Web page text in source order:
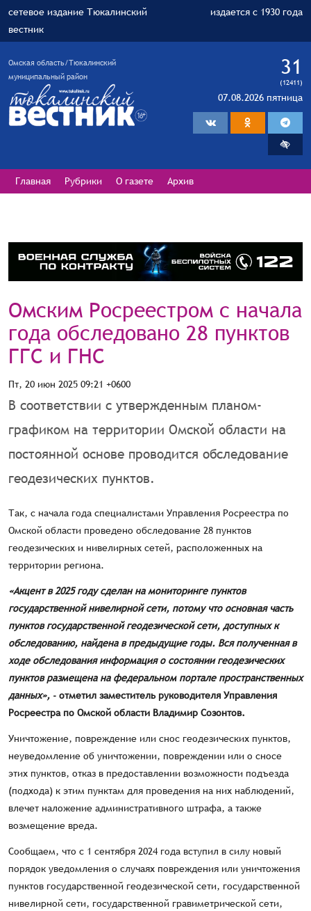
сетевое издание Тюкалинский
вестник
издается с 1930 года
Омская область/Тюкалинский
муниципальный район
31
(12411)
07.08.2026 пятница
Главная Рубрики О газете Архив
Омским Росреестром с начала
года обследовано 28 пунктов
ГГС и ГНС
Пт, 20 июн 2025 09:21 +0600
В соответствии с утвержденным планом-
графиком на территории Омской области на
постоянной основе проводится обследование
геодезических пунктов.
Так, с начала года специалистами Управления Росреестра по
Омской области проведено обследование 28 пунктов
геодезических и нивелирных сетей, расположенных на
территории региона.
«Акцент в 2025 году сделан на мониторинге пунктов
государственной нивелирной сети, потому что основная часть
пунктов государственной геодезической сети, доступных к
обследованию, найдена в предыдущие годы. Вся полученная в
ходе обследования информация о состоянии геодезических
пунктов размещена на федеральном портале пространственных
данных», - отметил заместитель руководителя Управления
Росреестра по Омской области Владимир Созонтов.
Уничтожение, повреждение или снос геодезических пунктов,
неуведомление об уничтожении, повреждении или о сносе
этих пунктов, отказ в предоставлении возможности подъезда
(подхода) к этим пунктам для проведения на них наблюдений,
влечет наложение административного штрафа, а также
возмещение вреда.
Сообщаем, что с 1 сентября 2024 года вступил в силу новый
порядок уведомления о случаях повреждения или уничтожения
пунктов государственной геодезической сети, государственной
нивелирной сети, государственной гравиметрической сети,